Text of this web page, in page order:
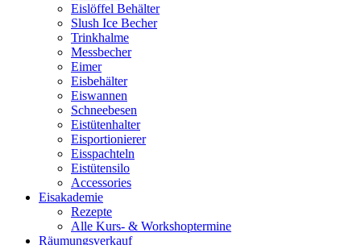
Eislöffel Behälter
Slush Ice Becher
Trinkhalme
Messbecher
Eimer
Eisbehälter
Eiswannen
Schneebesen
Eistütenhalter
Eisportionierer
Eisspachteln
Eistütensilo
Accessories
Eisakademie
Rezepte
Alle Kurs- & Workshoptermine
Räumungsverkauf